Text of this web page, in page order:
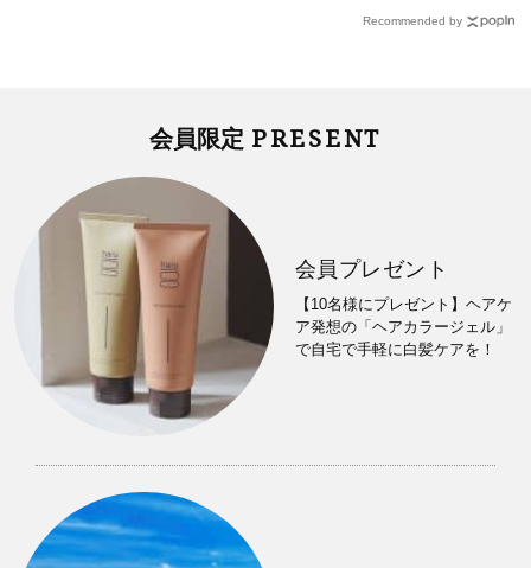
Recommended by
会員限定 PRESENT
会員プレゼント
【10名様にプレゼント】ヘアケ
ア発想の「ヘアカラージェル」
で自宅で手軽に白髪ケアを！